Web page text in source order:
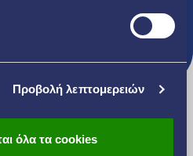
Προβολή λεπτομερειών
όλα τα cookies